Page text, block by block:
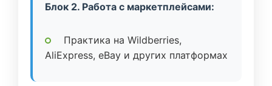
Блок 2. Работа с маркетплейсами:
Практика на Wildberries,
AliExpress, eBay и других платформах